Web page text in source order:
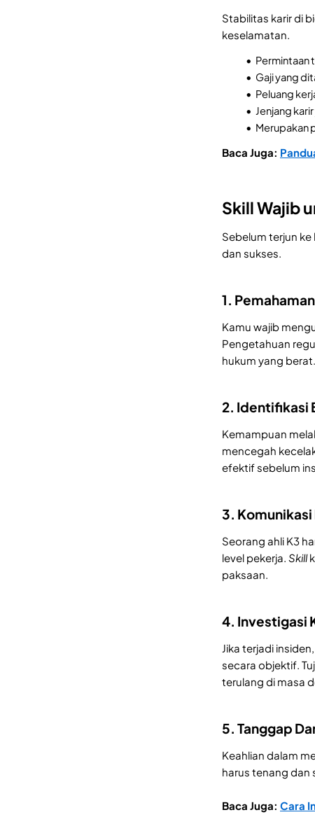
Stabilitas karir di
keselamatan.
Permintaan
Gaji yang
Peluang
Jenjang
Merupakan
Baca Juga:
Skill Wajib
Sebelum terjun
dan sukses.
1.
Kamu wajib
Pengetahuan
hukum yang berat.
2. Identifikasi
Kemampuan
mencegah
efektif sebelum
3.
Seorang ahli K3
level pekerja. Skill
paksaan.
4. Investigasi
Jika terjadi
secara objektif.
terulang di masa
5. Tanggap
Keahlian dalam
harus tenang dan
Baca Juga: Cara